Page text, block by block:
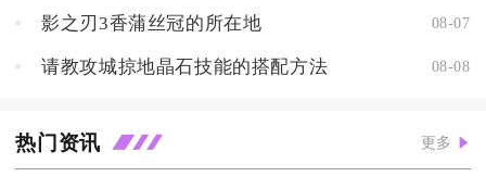
影之刃3香蒲丝冠的所在地 08-07
请教攻城掠地晶石技能的搭配方法 08-08
热门资讯 更多